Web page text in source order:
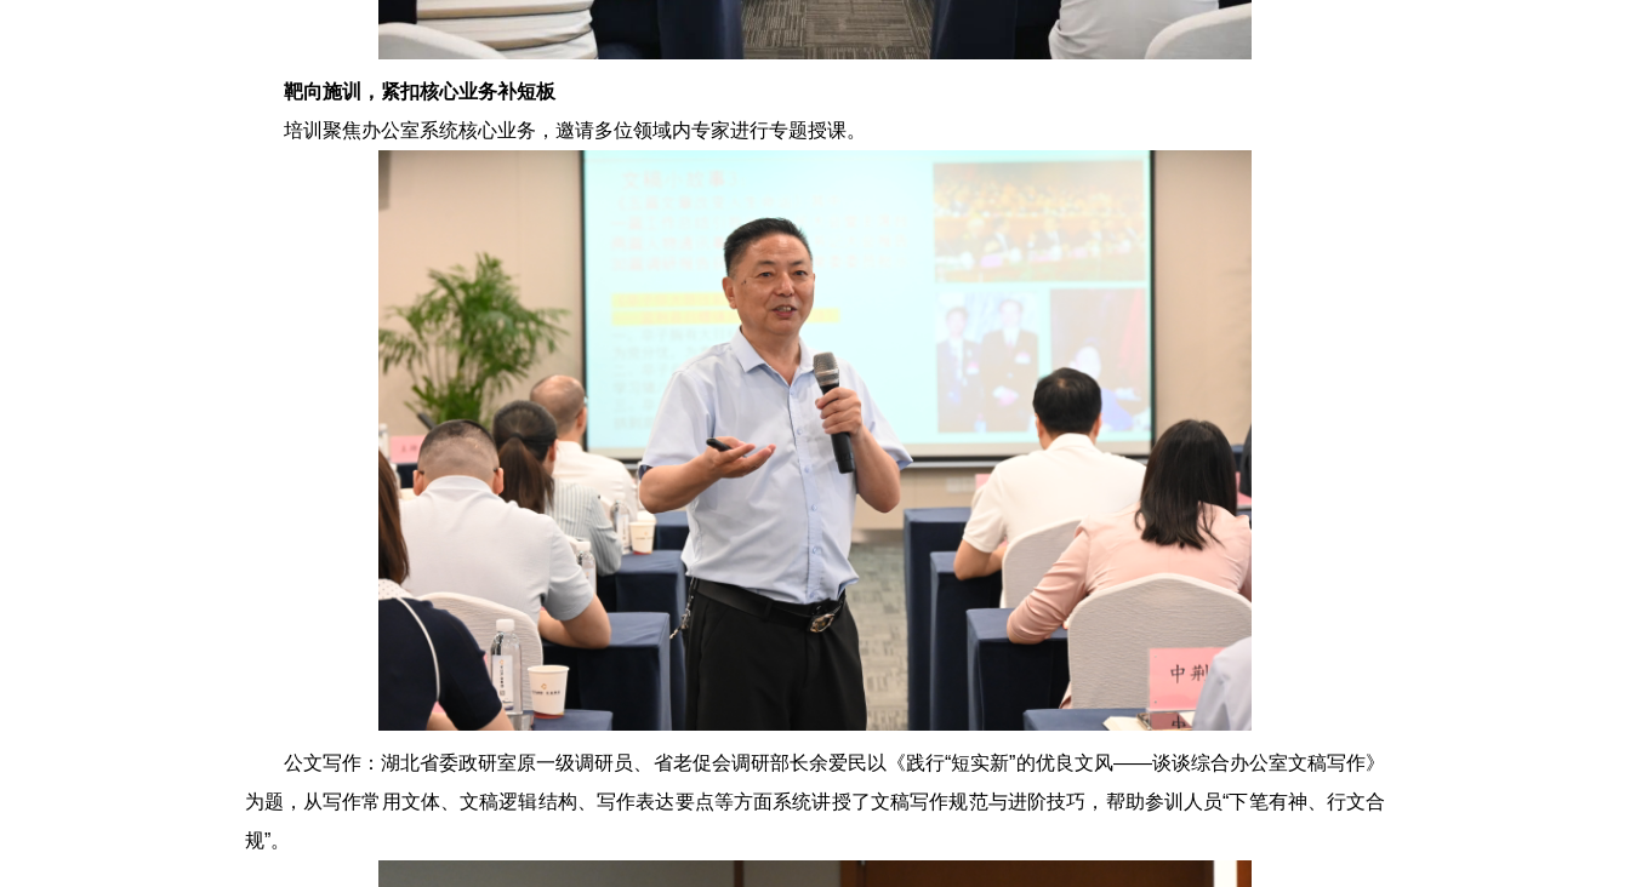
靶向施训，紧扣核心业务补短板
培训聚焦办公室系统核心业务，邀请多位领域内专家进行专题授课。
公文写作： 湖北省委政研室原一级调研员、省老促会调研部长余爱民以《践行“短实新”的优良文风——谈谈综合办公室文稿写作》
为题，从写作常用文体、文稿逻辑结构、写作表达要点等方面系统讲授了文稿写作规范与进阶技巧，帮助参训人员“下笔有神、行文合
规”。